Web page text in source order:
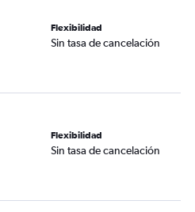
Flexibilidad
Sin tasa de cancelación
Flexibilidad
Sin tasa de cancelación